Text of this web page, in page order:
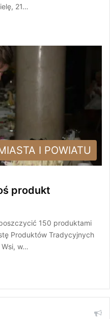
21…
I POWIATU
produkt
150 produktami
Produktów Tradycyjnych
w…